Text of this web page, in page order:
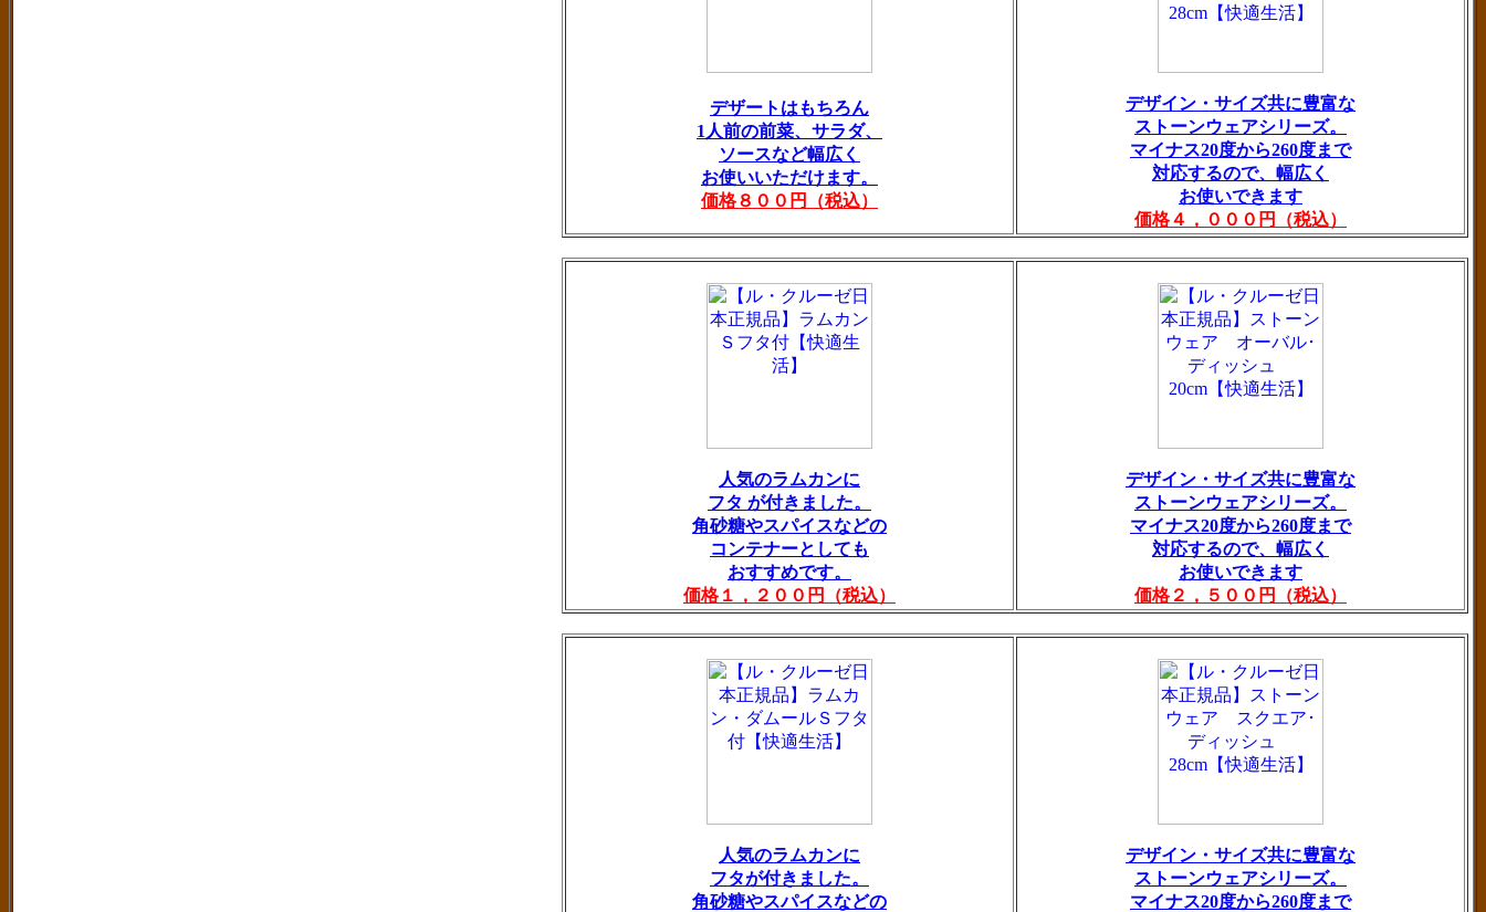
デザートはもちろん
1人前の前菜、サラダ、
ソースなど幅広く
お使いいただけます。
価格８００円（税込）
デザイン・サイズ共に豊富な
ストーンウェアシリーズ。
マイナス20度から260度まで
対応するので、幅広く
お使いできます
価格４，０００円（税込）
人気のラムカンに
フタ が付きました。
角砂糖やスパイスなどの
コンテナーとしても
おすすめです。
価格１，２００円（税込）
デザイン・サイズ共に豊富な
ストーンウェアシリーズ。
マイナス20度から260度まで
対応するので、幅広く
お使いできます
価格２，５００円（税込）
人気のラムカンに
フタが付きました。
角砂糖やスパイスなどの
デザイン・サイズ共に豊富な
ストーンウェアシリーズ。
マイナス20度から260度まで